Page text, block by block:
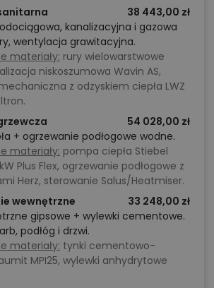
38 443,00 zł
kanalizacyjna i gazowa
wentylacja grawitacyjna.
materiały: rury wielowarstwowe
niskoszumowa Wavin AS,
z odzyskiem ciepła LWZ
54 028,00 zł
+ ogrzewanie podłogowe wodne.
materiały: pompa ciepła Stiebel
Plus Flex, ogrzewanie podłogowe z
Herz, sterowanie Salus/Heatmiser.
wewnętrzne
33 248,00 zł
gipsowe + wylewki cementowe.
podłóg i drzwi.
materiały: tynki cementowo-
MPI25, wylewki anhydrytowe